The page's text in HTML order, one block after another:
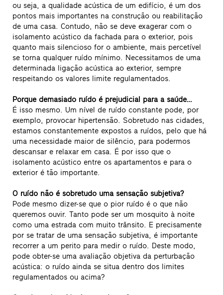
ou seja, a qualidade acústica de um edifício, é um dos
pontos mais importantes na construção ou reabilitação
de uma casa. Contudo, não se deve exagerar com o
isolamento acústico da fachada para o exterior, pois
quanto mais silencioso for o ambiente, mais percetível
se torna qualquer ruído mínimo. Necessitamos de uma
determinada ligação acústica ao exterior, sempre
respeitando os valores limite regulamentados.
Porque demasiado ruído é prejudicial para a saúde…
É isso mesmo. Um nível de ruído constante pode, por
exemplo, provocar hipertensão. Sobretudo nas cidades,
estamos constantemente expostos a ruídos, pelo que há
uma necessidade maior de silêncio, para podermos
descansar e relaxar em casa. É por isso que o
isolamento acústico entre os apartamentos e para o
exterior é tão importante.
O ruído não é sobretudo uma sensação subjetiva?
Pode mesmo dizer-se que o pior ruído é o que não
queremos ouvir. Tanto pode ser um mosquito à noite
como uma estrada com muito trânsito. E precisamente
por se tratar de uma sensação subjetiva, é importante
recorrer a um perito para medir o ruído. Deste modo,
pode obter-se uma avaliação objetiva da perturbação
acústica: o ruído ainda se situa dentro dos limites
regulamentados ou acima?